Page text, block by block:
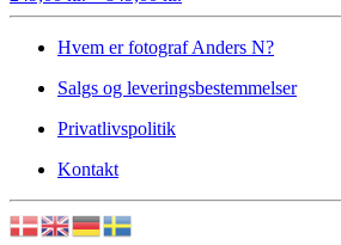
249,00 kr.
til
849,00 kr.
Hvem er fotograf Anders N?
Salgs og leveringsbestemmelser
Privatlivspolitik
Kontakt